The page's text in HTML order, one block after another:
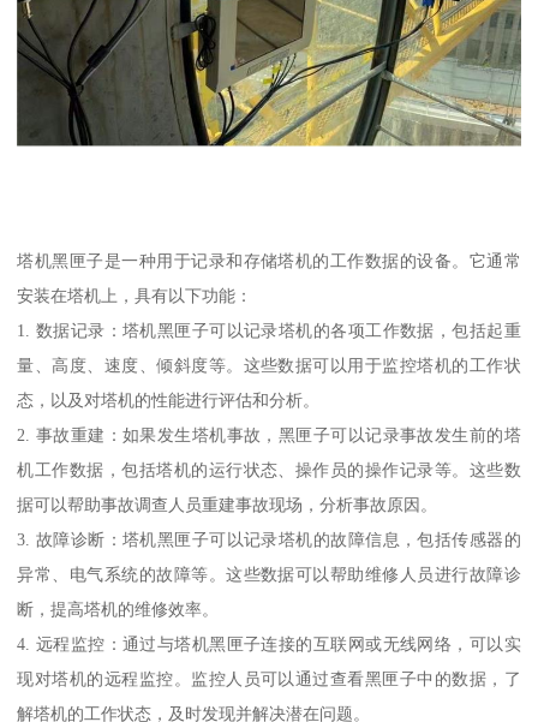
塔机黑匣子是一种用于记录和存储塔机的工作数据的设备。它通常
安装在塔机上，具有以下功能：
1. 数据记录：塔机黑匣子可以记录塔机的各项工作数据，包括起重
量、高度、速度、倾斜度等。这些数据可以用于监控塔机的工作状
态，以及对塔机的性能进行评估和分析。
2. 事故重建：如果发生塔机事故，黑匣子可以记录事故发生前的塔
机工作数据，包括塔机的运行状态、操作员的操作记录等。这些数
据可以帮助事故调查人员重建事故现场，分析事故原因。
3. 故障诊断：塔机黑匣子可以记录塔机的故障信息，包括传感器的
异常、电气系统的故障等。这些数据可以帮助维修人员进行故障诊
断，提高塔机的维修效率。
4. 远程监控：通过与塔机黑匣子连接的互联网或无线网络，可以实
现对塔机的远程监控。监控人员可以通过查看黑匣子中的数据，了
解塔机的工作状态，及时发现并解决潜在问题。